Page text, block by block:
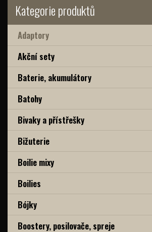
Kategorie produktů
Adaptory
Akční sety
Baterie, akumulátory
Batohy
Bivaky a přístřešky
Bižuterie
Boilie mixy
Boilies
Bójky
Boostery, posilovače, spreje